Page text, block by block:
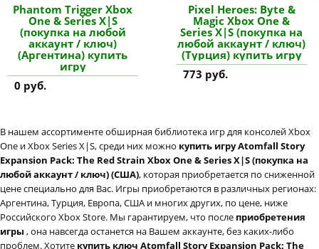
Phantom Trigger Xbox
One & Series X|S
(покупка на любой
аккаунт / ключ)
(Аргентина) купить
игру
0 руб.
Pixel Heroes: Byte &
Magic Xbox One &
Series X|S (покупка на
любой аккаунт / ключ)
(Турция) купить игру
773 руб.
В нашем ассортименте обширная библиотека игр для консолей Xbox
One и Xbox Series X|S, среди них можно купить игру Atomfall Story
Expansion Pack: The Red Strain Xbox One & Series X|S (покупка на
любой аккаунт / ключ) (США), которая приобретается по сниженной
цене специально для Вас. Игры приобретаются в различных регионах:
Аргентина, Турция, Европа, США и многих других, по цене, ниже
Российского Xbox Store. Мы гарантируем, что после приобретения
игры , она навсегда останется на Вашем аккаунте, без каких-либо
проблем. Хотите купить ключ Atomfall Story Expansion Pack: The